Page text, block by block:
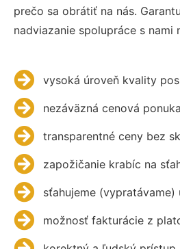
prečo sa obrátiť na nás.
nadviazanie spolupráce s nami
vysoká úroveň kvality
nezáväzná cenová
transparentné ceny bez
zapožičanie krabíc na
sťahujeme (vypratávame)
možnosť fakturácie z